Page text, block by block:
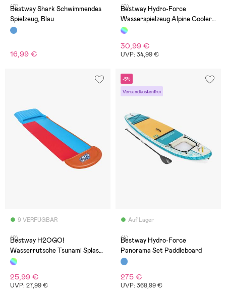
(0)
Bestway Shark Schwimmendes
Spielzeug, Blau
16,99 €
(0)
Bestway Hydro-Force
Wasserspielzeug Alpine Cooler
Tube
30,99 €
UVP: 34,99 €
9 VERFÜGBAR
(2)
Bestway H2OGO!
Wasserrutsche Tsunami Splash
Ramp Double
25,99 €
UVP: 27,99 €
-5%
Versandkostenfrei
Auf Lager
(4)
Bestway Hydro-Force
Panorama Set Paddleboard
275 €
UVP: 368,99 €